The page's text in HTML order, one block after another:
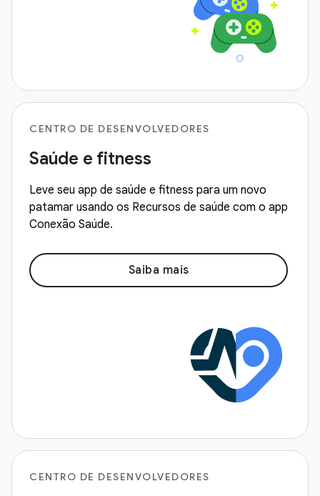
CENTRO DE DESENVOLVEDORES
Saúde e fitness
Leve seu app de saúde e fitness para um novo
patamar usando os Recursos de saúde com o app
Conexão Saúde.
Saiba mais
CENTRO DE DESENVOLVEDORES